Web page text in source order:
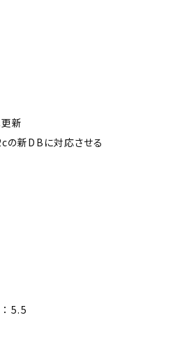
新
の新DBに対応させる
5.5